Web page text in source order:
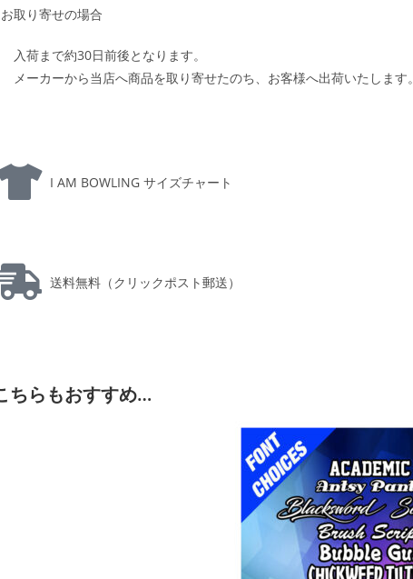
お取り寄せの場合
入荷まで約30日前後となります。
メーカーから当店へ商品を取り寄せたのち、お客様へ出荷いたします。
I AM BOWLING サイズチャート
送料無料（クリックポスト郵送）
ちらもおすすめ…